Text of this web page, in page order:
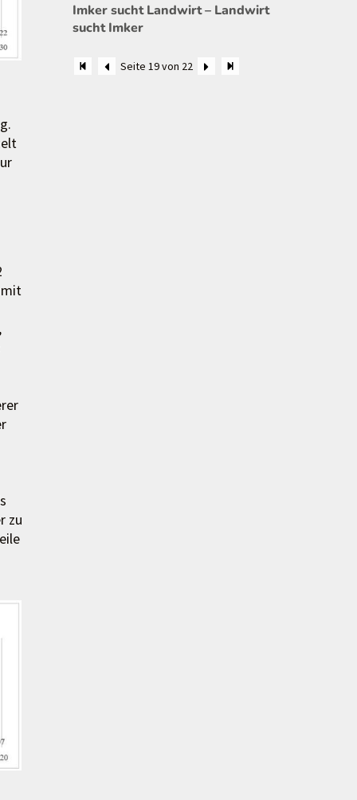
zu
Imker sucht Landwirt – Landwirt
sucht Imker
Seite 19 von 22